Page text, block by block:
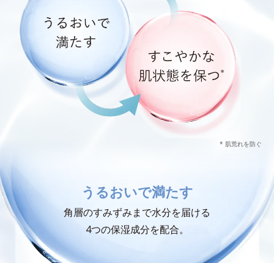
* 肌荒れを防ぐ
うるおいで満たす
角層のすみずみまで水分を届ける
4つの保湿成分を配合。